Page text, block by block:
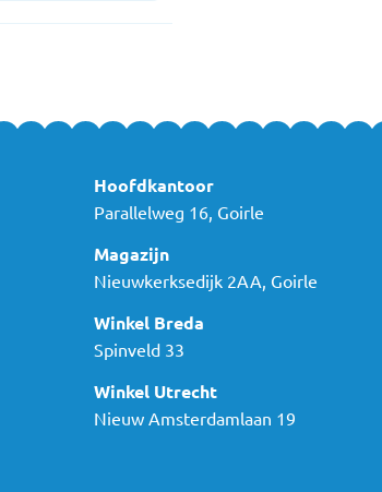
Hoofdkantoor
Parallelweg 16, Goirle
Magazijn
Nieuwkerksedijk 2AA, Goirle
Winkel Breda
Spinveld 33
Winkel Utrecht
Nieuw Amsterdamlaan 19